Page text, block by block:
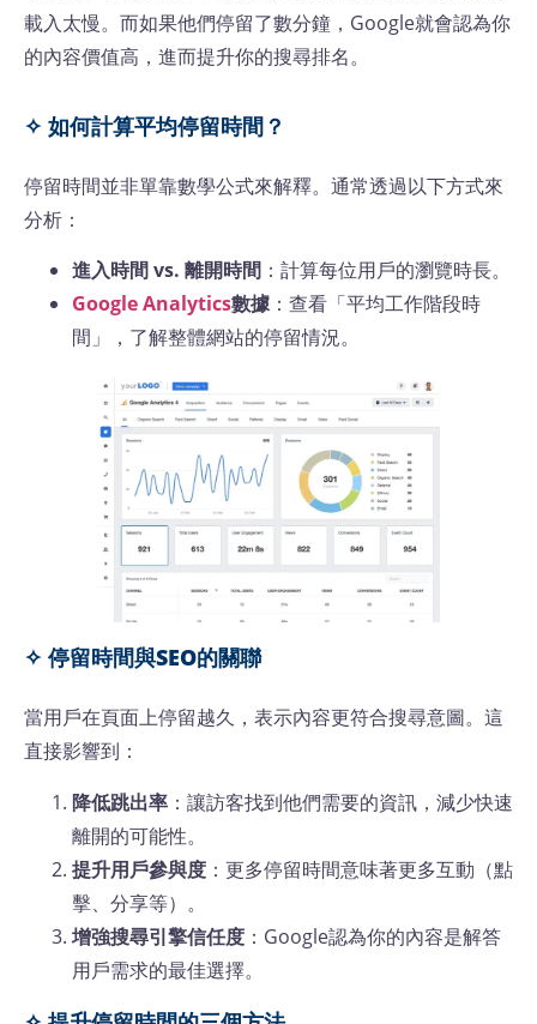
載入太慢。而如果他們停留了數分鐘，Google就會認為你
的內容價值高，進而提升你的搜尋排名。
✧ 如何計算平均停留時間？
停留時間並非單靠數學公式來解釋。通常透過以下方式來
分析：
進入時間 vs. 離開時間 ：計算每位用戶的瀏覽時長。
Google Analytics數據 ：查看「平均工作階段時
間」，了解整體網站的停留情況。
✧ 停留時間與SEO的關聯
當用戶在頁面上停留越久，表示內容更符合搜尋意圖。這
直接影響到：
降低跳出率 ：讓訪客找到他們需要的資訊，減少快速
離開的可能性。
提升用戶參與度 ：更多停留時間意味著更多互動（點
擊、分享等）。
增強搜尋引擎信任度 ：Google認為你的內容是解答
用戶需求的最佳選擇。